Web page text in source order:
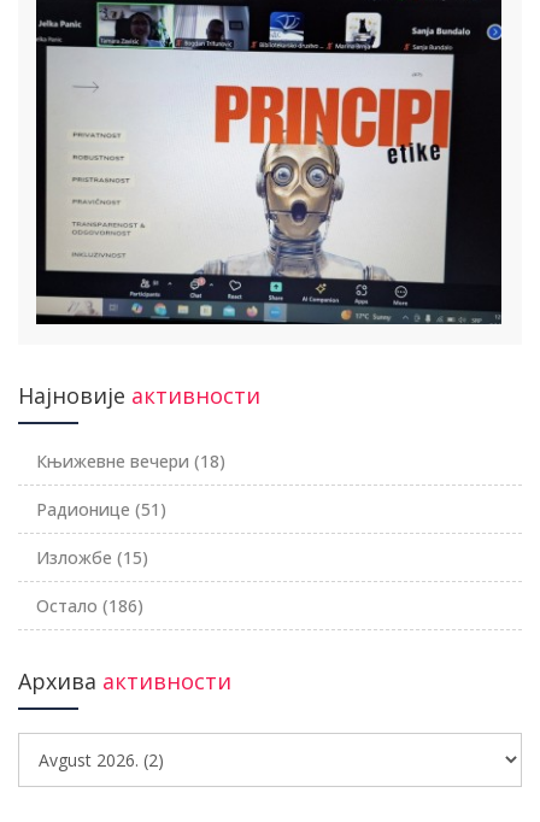
Најновије активности
Књижевне вечери (18)
Радионице (51)
Изложбе (15)
Остало (186)
Архива активности